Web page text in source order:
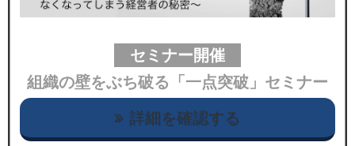
セミナー開催
組織の壁をぶち破る「一点突破」セミナー
詳細を確認する